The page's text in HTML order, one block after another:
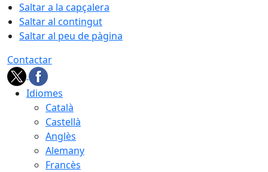
Saltar a la capçalera
Saltar al contingut
Saltar al peu de pàgina
Contactar
Idiomes
Català
Castellà
Anglès
Alemany
Francès